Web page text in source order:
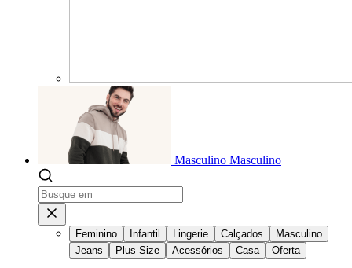
Masculino Masculino
Feminino Infantil Lingerie Calçados
Masculino
Jeans
Plus Size Acessórios Casa Oferta